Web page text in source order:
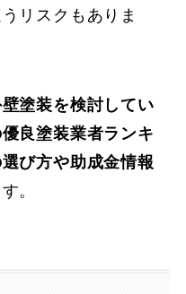
リスクもありま
塗装を検討してい
良塗装業者ランキ
び方や助成金情報
。